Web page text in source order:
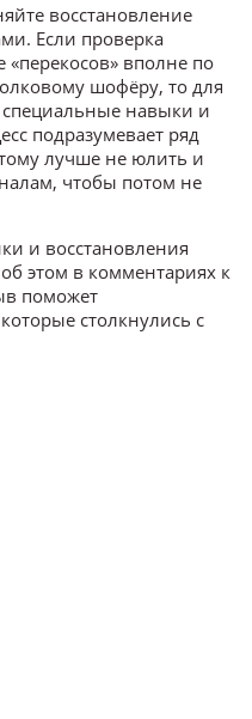
восстановление
Если проверка
вполне по
шофёру, то для
навыки и
подразумевает ряд
лучше не юлить и
чтобы потом не
и восстановления
этом в комментариях к
поможет
столкнулись с